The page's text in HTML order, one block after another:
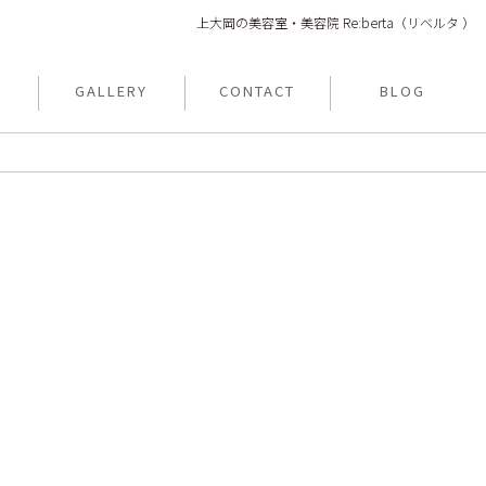
上大岡の美容室・美容院 Re:berta（リベルタ ）
GALLERY CONTACT BLOG